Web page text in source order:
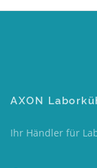
AXON
Ihr Händler für